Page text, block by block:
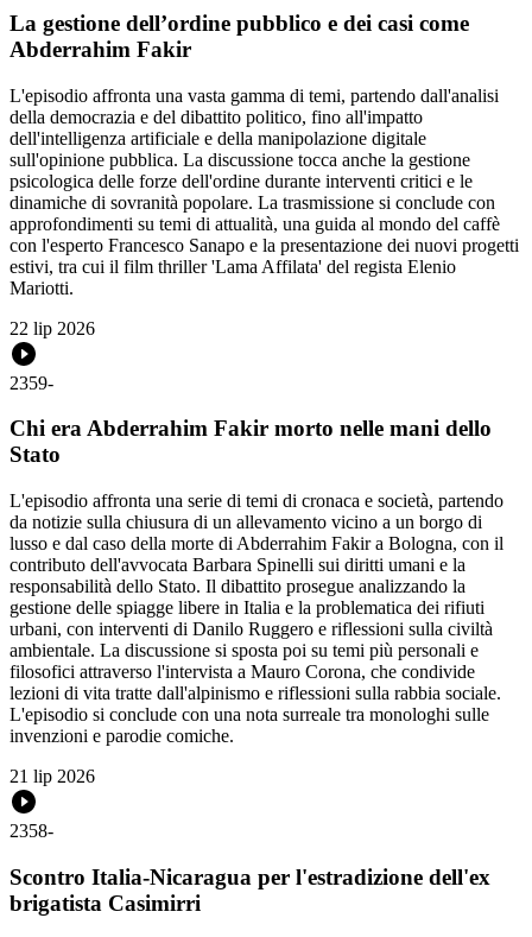
La gestione dell’ordine pubblico e dei casi come
Abderrahim Fakir
L'episodio affronta una vasta gamma di temi, partendo dall'analisi
della democrazia e del dibattito politico, fino all'impatto
dell'intelligenza artificiale e della manipolazione digitale
sull'opinione pubblica. La discussione tocca anche la gestione
psicologica delle forze dell'ordine durante interventi critici e le
dinamiche di sovranità popolare. La trasmissione si conclude con
approfondimenti su temi di attualità, una guida al mondo del caffè
con l'esperto Francesco Sanapo e la presentazione dei nuovi progetti
estivi, tra cui il film thriller 'Lama Affilata' del regista Elenio
Mariotti.
22 lip 2026
2359-
Chi era Abderrahim Fakir morto nelle mani dello
Stato
L'episodio affronta una serie di temi di cronaca e società, partendo
da notizie sulla chiusura di un allevamento vicino a un borgo di
lusso e dal caso della morte di Abderrahim Fakir a Bologna, con il
contributo dell'avvocata Barbara Spinelli sui diritti umani e la
responsabilità dello Stato. Il dibattito prosegue analizzando la
gestione delle spiagge libere in Italia e la problematica dei rifiuti
urbani, con interventi di Danilo Ruggero e riflessioni sulla civiltà
ambientale. La discussione si sposta poi su temi più personali e
filosofici attraverso l'intervista a Mauro Corona, che condivide
lezioni di vita tratte dall'alpinismo e riflessioni sulla rabbia sociale.
L'episodio si conclude con una nota surreale tra monologhi sulle
invenzioni e parodie comiche.
21 lip 2026
2358-
Scontro Italia-Nicaragua per l'estradizione dell'ex
brigatista Casimirri